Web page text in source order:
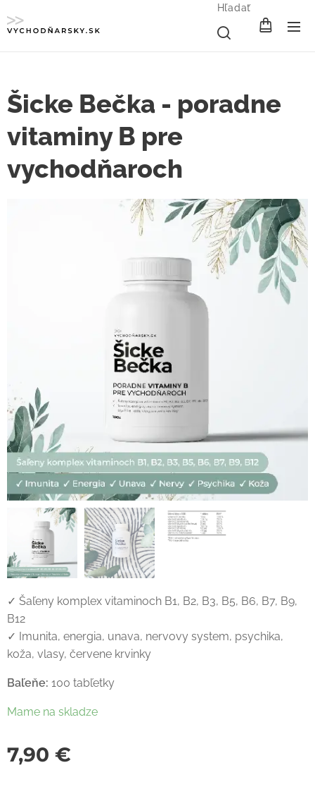
Hľadať
Šicke Bečka - poradne
vitaminy B pre
vychodňaroch
✓ Šaľeny komplex vitaminoch B1, B2, B3, B5, B6, B7, B9,
B12
✓ Imunita, energia, unava, nervovy system, psychika,
koža, vlasy, červene krvinky
Baľeňe: 100 tabľetky
Mame na skladze
7,90 €